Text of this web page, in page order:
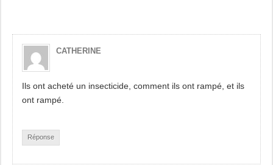
CATHERINE
Ils ont acheté un insecticide, comment ils ont rampé, et ils
ont rampé.
Réponse